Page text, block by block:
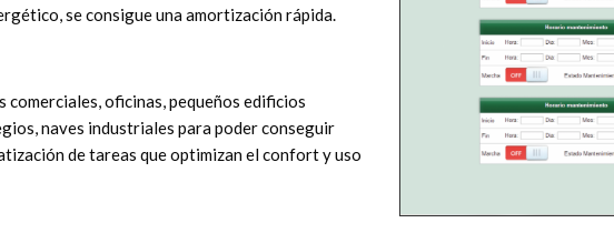
se consigue una amortización rápida.
oficinas, pequeños edificios
naves industriales para poder conseguir
de tareas que optimizan el confort y uso